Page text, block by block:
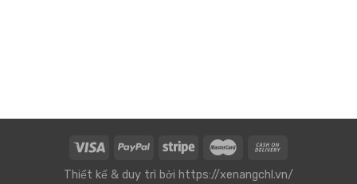
Thiết kế & duy trì bởi https://xenangchl.vn/